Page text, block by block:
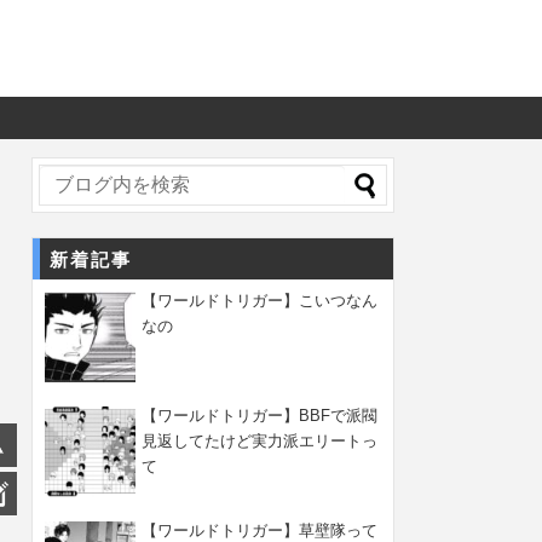
新着記事
【ワールドトリガー】こいつなん
なの
【ワールドトリガー】BBFで派閥
見返してたけど実力派エリートっ
て
【ワールドトリガー】草壁隊って